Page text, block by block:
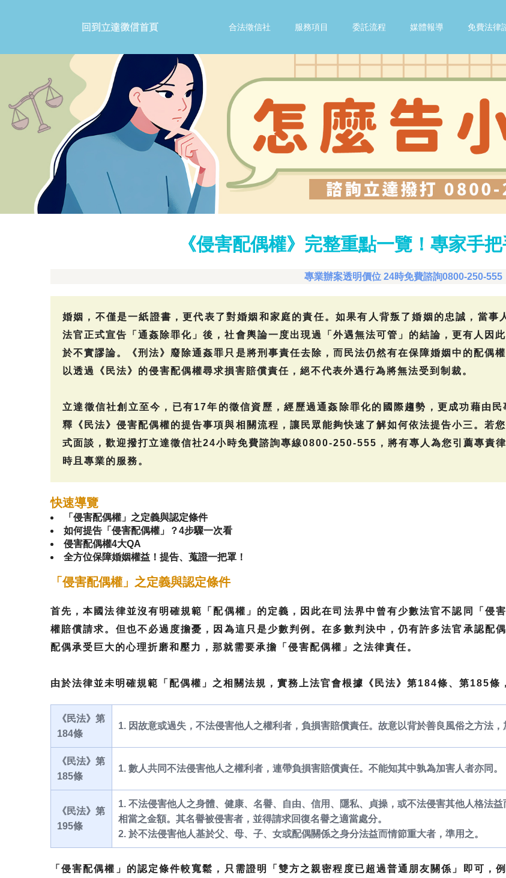
合法徵信社 服務項目 委託流程 媒體報導 免費法律
《侵害配偶權》完整重點一覽！專家手
專業辦案透明價位 24時免費諮詢0800-250-555
婚姻，不僅是一紙證書，更代表了對婚姻和家庭的責任。如果有人背叛了婚姻的忠誠，當
法官正式宣告「通姦除罪化」後，社會輿論一度出現過「外遇無法可管」的結論，更有人因
於不實謬論。《刑法》廢除通姦罪只是將刑事責任去除，而民法仍然有在保障婚姻中的配偶
以透過《民法》的侵害配偶權尋求損害賠償責任，絕不代表外遇行為將無法受到制裁。
立達徵信社創立至今，已有17年的徵信資歷，經歷過通姦除罪化的國際趨勢，更成功藉由
釋《民法》侵害配偶權的提告事項與相關流程，讓民眾能夠快速了解如何依法提告小三。若
式面談，歡迎撥打立達徵信社24小時免費諮詢專線0800-250-555，將有專人為您引薦專責
時且專業的服務。
快速導覽
「侵害配偶權」之定義與認定條件
如何提告「侵害配偶權」？4步驟一次看
侵害配偶權4大QA
全方位保障婚姻權益！提告、蒐證一把罩！
「侵害配偶權」之定義與認定條件
首先，本國法律並沒有明確規範「配偶權」的定義，因此在司法界中曾有少數法官不認同「侵
權賠償請求。但也不必過度擔憂，因為這只是少數判例。在多數判決中，仍有許多法官承認配
配偶承受巨大的心理折磨和壓力，那就需要承擔「侵害配偶權」之法律責任。
由於法律並未明確規範「配偶權」之相關法規，實務上法官會根據《民法》第184條、第185條
《民法》第
184條
1. 因故意或過失，不法侵害他人之權利者，負損害賠償責任。故意以背於善良風俗之方法，
《民法》第
185條
1. 數人共同不法侵害他人之權利者，連帶負損害賠償責任。不能知其中孰為加害人者亦同。
《民法》第
195條
1. 不法侵害他人之身體、健康、名譽、自由、信用、隱私、貞操，或不法侵害其他人格法
相當之金額。其名譽被侵害者，並得請求回復名譽之適當處分。
2. 於不法侵害他人基於父、母、子、女或配偶關係之身分法益而情節重大者，準用之。
「侵害配偶權」的認定條件較寬鬆，只需證明「雙方之親密程度已超過普通朋友關係」即可，